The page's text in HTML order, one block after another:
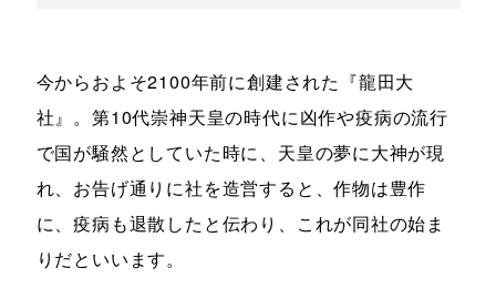
今からおよそ2100年前に創建された『龍田大
社』。第10代崇神天皇の時代に凶作や疫病の流行
で国が騒然としていた時に、天皇の夢に大神が現
れ、お告げ通りに社を造営すると、作物は豊作
に、疫病も退散したと伝わり、これが同社の始ま
りだといいます。